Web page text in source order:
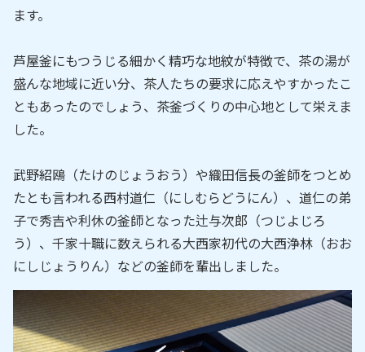
ます。
芦屋釜にもつうじる細かく精巧な地紋が特徴で、茶の湯が
盛んな地域に近い分、茶人たちの要求に応えやすかったこ
ともあったのでしょう、茶釜づくりの中心地として栄えま
した。
武野紹鴎（たけのじょうおう）や織田信長の釜師をつとめ
たとも言われる西村道仁（にしむらどうにん）、道仁の弟
子で秀吉や利休の釜師となった辻与次郎（つじよじろ
う）、千家十職に数えられる大西家初代の大西浄林（おお
にしじょうりん）などの釜師を輩出しました。